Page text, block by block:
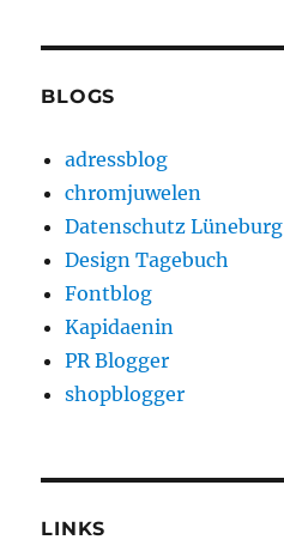
BLOGS
adressblog
chromjuwelen
Datenschutz Lüneburg
Design Tagebuch
Fontblog
Kapidaenin
PR Blogger
shopblogger
LINKS